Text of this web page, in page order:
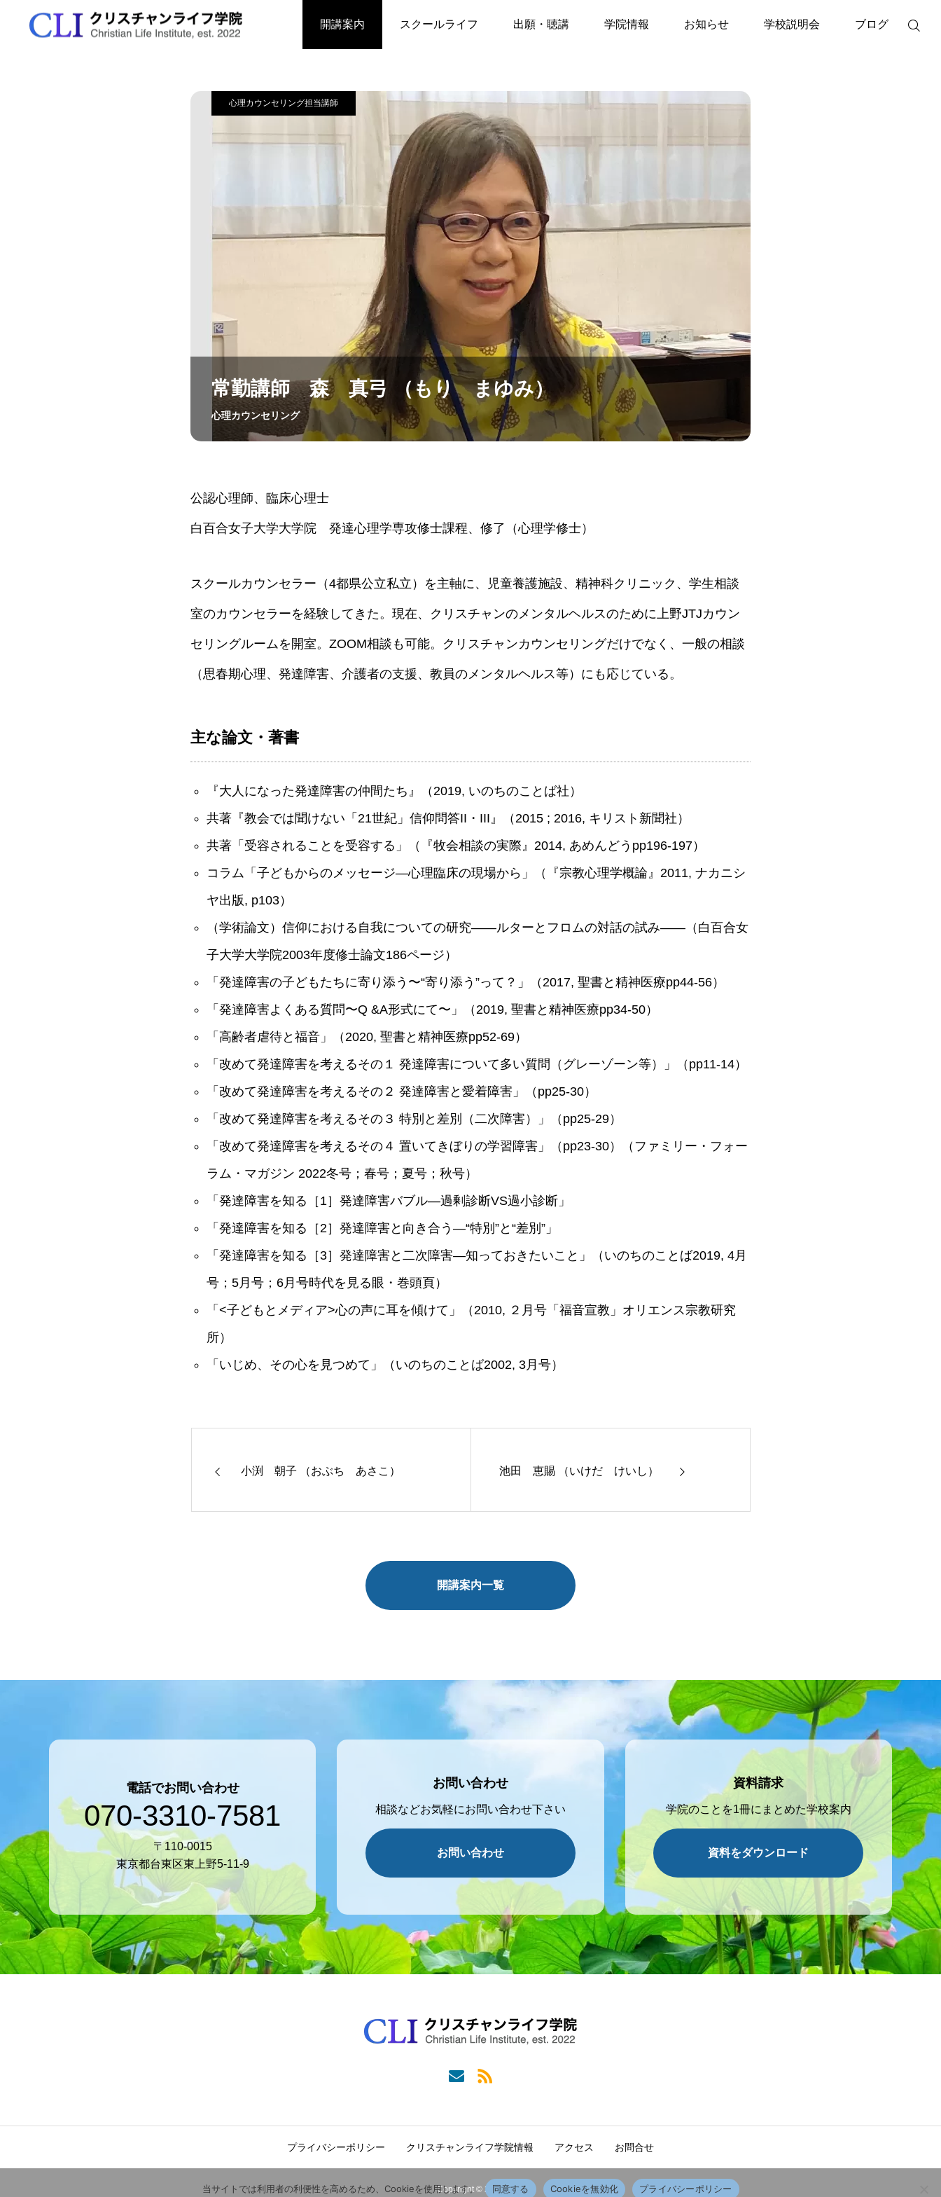
開講案内 スクールライフ 出願・聴講 学院情報 お知らせ 学校説明会 ブログ
春学期2026
秋学期前期2026
春学期2027
秋学期前期2027
秋学期後期2027
冬学期2027
学ぶ5つの分野
出願資格と方法
出願から入学まで
推薦状の提出
聴講制度
資格の取得
アクセス
7月11日 JTJ講演会お知らせ
「うつ病・統合失調症のさび
しさ・わびしさを知る」
イベント
6月9日講演会のお知らせ
CLI講師森真弓先生
イベント
ント「本当の自分とは？」
開講案内 心理カウンセリング担当講師 常勤講師 森 真弓 （もり まゆみ）
常勤講師 森 真弓 （もり まゆみ）
心理カウンセリング
心理カウンセリング担当講師
公認心理師、臨床心理士
白百合女子大学大学院 発達心理学専攻修士課程、修了（心理学修士）
スクールカウンセラー（4都県公立私立）を主軸に、児童養護施設、精神科クリニック、学生相談
室のカウンセラーを経験してきた。現在、クリスチャンのメンタルヘルスのために上野JTJカウン
セリングルームを開室。ZOOM相談も可能。クリスチャンカウンセリングだけでなく、一般の相談
（思春期心理、発達障害、介護者の支援、教員のメンタルヘルス等）にも応じている。
主な論文・著書
『大人になった発達障害の仲間たち』（2019, いのちのことば社）
共著『教会では聞けない「21世紀」信仰問答II・III』（2015 ; 2016, キリスト新聞社）
共著「受容されることを受容する」（『牧会相談の実際』2014, あめんどうpp196-197）
コラム「子どもからのメッセージ—心理臨床の現場から」（『宗教心理学概論』2011, ナカニシ
ヤ出版, p103）
（学術論文）信仰における自我についての研究――ルターとフロムの対話の試み――（白百合女
子大学大学院2003年度修士論文186ページ）
「発達障害の子どもたちに寄り添う〜“寄り添う”って？」（2017, 聖書と精神医療pp44-56）
「発達障害よくある質問〜Q &A形式にて〜」（2019, 聖書と精神医療pp34-50）
「高齢者虐待と福音」（2020, 聖書と精神医療pp52-69）
「改めて発達障害を考えるその１ 発達障害について多い質問（グレーゾーン等）」（pp11-14）
「改めて発達障害を考えるその２ 発達障害と愛着障害」（pp25-30）
「改めて発達障害を考えるその３ 特別と差別（二次障害）」（pp25-29）
「改めて発達障害を考えるその４ 置いてきぼりの学習障害」（pp23-30）（ファミリー・フォー
ラム・マガジン 2022冬号；春号；夏号；秋号）
「発達障害を知る［1］発達障害バブル—過剰診断VS過小診断」
「発達障害を知る［2］発達障害と向き合う—“特別”と“差別”」
「発達障害を知る［3］発達障害と二次障害—知っておきたいこと」（いのちのことば2019, 4月
号；5月号；6月号時代を見る眼・巻頭頁）
「<子どもとメディア>心の声に耳を傾けて」（2010, ２月号「福音宣教」オリエンス宗教研究
所）
「いじめ、その心を見つめて」（いのちのことば2002, 3月号）
小渕 朝子 （おぶち あさこ） 池田 恵賜 （いけだ けいし）
開講案内一覧
電話でお問い合わせ
070-3310-7581
〒110-0015
東京都台東区東上野5-11-9
お問い合わせ
相談などお気軽にお問い合わせ下さい
お問い合わせ
資料請求
学院のことを1冊にまとめた学校案内
資料をダウンロード
プライバシーポリシー クリスチャンライフ学院情報 アクセス お問合せ
Copyright © 2022
当サイトでは利用者の利便性を高めるため、Cookieを使用します。 同意する Cookieを無効化 プライバシーポリシー